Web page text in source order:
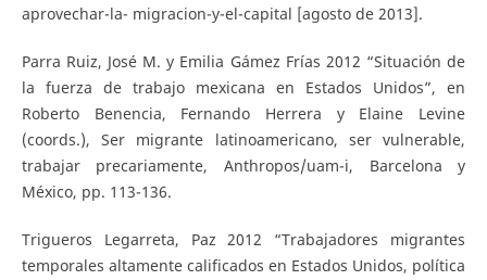
aprovechar-la- migracion-y-el-capital [agosto de 2013].
Parra Ruiz, José M. y Emilia Gámez Frías 2012 “Situación de
la fuerza de trabajo mexicana en Estados Unidos”, en
Roberto Benencia, Fernando Herrera y Elaine Levine
(coords.), Ser migrante latinoamericano, ser vulnerable,
trabajar precariamente, Anthropos/uam-i, Barcelona y
México, pp. 113-136.
Trigueros Legarreta, Paz 2012 “Trabajadores migrantes
temporales altamente calificados en Estados Unidos, política